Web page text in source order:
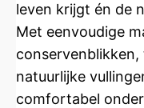
leven krijgt én de
Met eenvoudige
natuurlijke
comfortabel